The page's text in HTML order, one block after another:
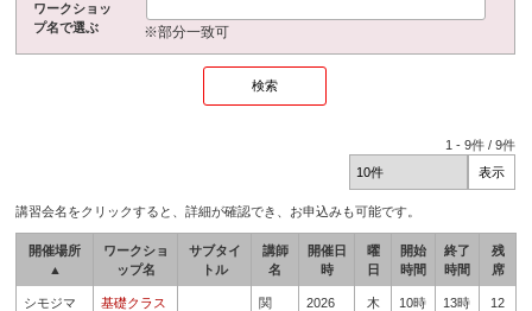
ワークショッ
プ名で選ぶ
※部分一致可
1 -9件 /9件
講習会名をクリックすると、詳細が確認でき、お申込みも可能です。
開催場所
▲
ワークショ
ップ名
サブタイ
トル
講師
名
開催日
時
曜
日
開始
時間
終了
時間
残
席
シモジマ
基礎クラス 関
2026
木
10時
13時
12